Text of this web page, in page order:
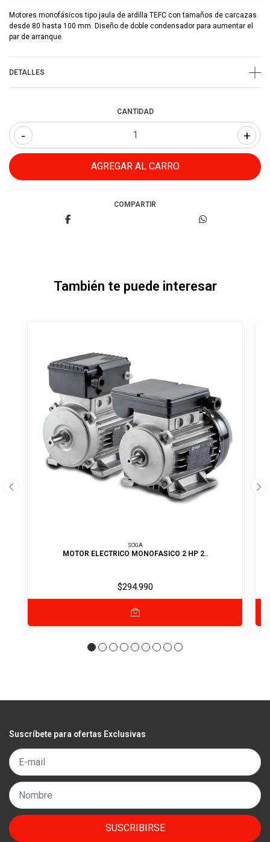
Motores monofásicos tipo jaula de ardilla TEFC con tamaños de carcazas
desde 80 hasta 100 mm. Diseño de doble condensador para aumentar el
par de arranque.
DETALLES
CANTIDAD
+
-
COMPARTIR
También te puede interesar
SOGA
MOTOR ELECTRICO MONOFASICO 2 HP 2..
$294.990
Suscríbete para ofertas Exclusivas
SUSCRIBIRSE